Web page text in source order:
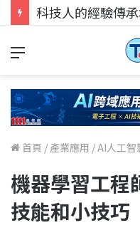
首頁 / 產業應用 /AI人工智
機器學習工程
技能和小技巧